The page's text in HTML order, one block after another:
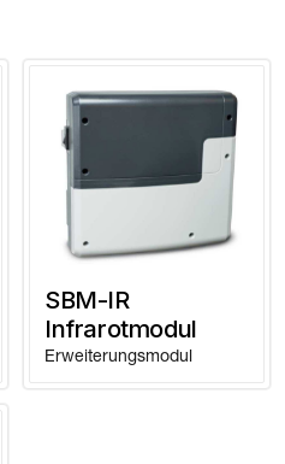
SBM-IR
Infrarotmodul
Erweiterungsmodul